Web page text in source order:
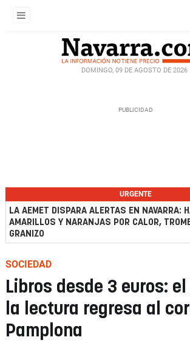
DOMINGO, 09 DE AGOSTO DE 2026
URGENTE
LA AEMET DISPARA ALERTAS EN NAVARRA:
AMARILLOS Y NARANJAS POR CALOR,
GRANIZO
SOCIEDAD
Libros desde 3 euros:
la lectura regresa al
Pamplona